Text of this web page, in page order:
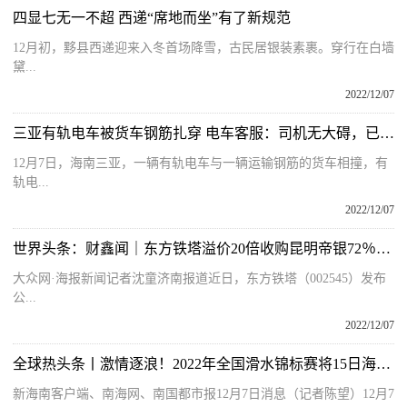
四显七无一不超 西递“席地而坐”有了新规范
12月初，黟县西递迎来入冬首场降雪，古民居银装素裹。穿行在白墙
黛...
2022/12/07
三亚有轨电车被货车钢筋扎穿 电车客服：司机无大碍，已恢复运营
12月7日，海南三亚，一辆有轨电车与一辆运输钢筋的货车相撞，有
轨电...
2022/12/07
世界头条：财鑫闻｜东方铁塔溢价20倍收购昆明帝银72％股权，投资者为何要求立即停止？
大众网·海报新闻记者沈童济南报道近日，东方铁塔（002545）发布
公...
2022/12/07
全球热头条丨激情逐浪！2022年全国滑水锦标赛将15日海口开赛
新海南客户端、南海网、南国都市报12月7日消息（记者陈望）12月7